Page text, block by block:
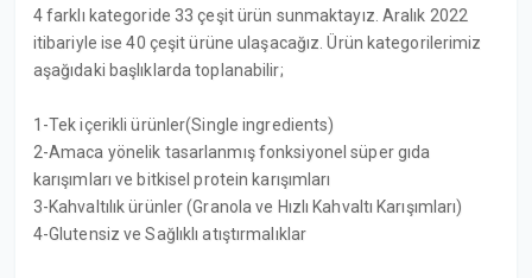
4 farklı kategoride 33 çeşit ürün sunmaktayız. Aralık 2022
itibariyle ise 40 çeşit ürüne ulaşacağız. Ürün kategorilerimiz
aşağıdaki başlıklarda toplanabilir;
1-Tek içerikli ürünler(Single ingredients)
2-Amaca yönelik tasarlanmış fonksiyonel süper gıda
karışımları ve bitkisel protein karışımları
3-Kahvaltılık ürünler (Granola ve Hızlı Kahvaltı Karışımları)
4-Glutensiz ve Sağlıklı atıştırmalıklar